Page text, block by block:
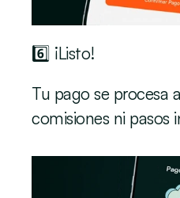
6️⃣ ¡Listo!
Tu pago se procesa
comisiones ni pasos